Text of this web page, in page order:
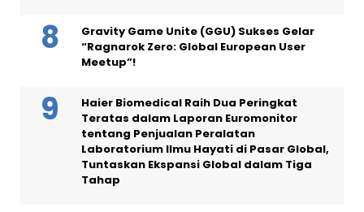
Gravity Game Unite (GGU) Sukses Gelar
“Ragnarok Zero: Global European User
Meetup”!
Haier Biomedical Raih Dua Peringkat
Teratas dalam Laporan Euromonitor
tentang Penjualan Peralatan
Laboratorium Ilmu Hayati di Pasar Global,
Tuntaskan Ekspansi Global dalam Tiga
Tahap